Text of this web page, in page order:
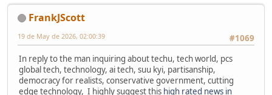
FrankJScott
#1069
19 de May de 2026, 02:00:39
In reply to the man inquiring about techu, tech world, pcs
global tech, technology, ai tech, suu kyi, partisanship,
democracy for realists, conservative government, cutting
edge technology, I highly suggest this high rated news in